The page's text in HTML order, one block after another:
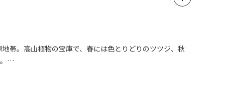
帯。高山植物の宝庫で、春には色とりどりのツツジ、秋